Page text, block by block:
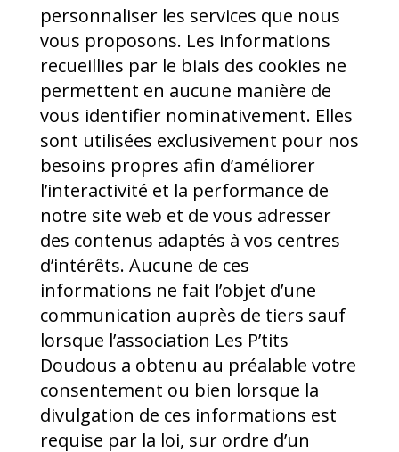
personnaliser les services que nous
vous proposons. Les informations
recueillies par le biais des cookies ne
permettent en aucune manière de
vous identifier nominativement. Elles
sont utilisées exclusivement pour nos
besoins propres afin d’améliorer
l’interactivité et la performance de
notre site web et de vous adresser
des contenus adaptés à vos centres
d’intérêts. Aucune de ces
informations ne fait l’objet d’une
communication auprès de tiers sauf
lorsque l’association Les P’tits
Doudous a obtenu au préalable votre
consentement ou bien lorsque la
divulgation de ces informations est
requise par la loi, sur ordre d’un